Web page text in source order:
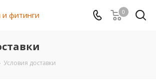
0
Условия доставки